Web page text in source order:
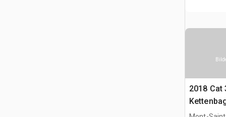
2018 Cat